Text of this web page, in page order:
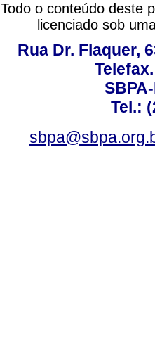
Todo o conteúdo deste
licenciado sob
Rua Dr. Flaquer,
Tel.: